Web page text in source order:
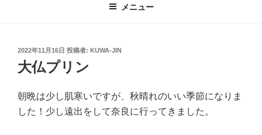
メニュー
投
日:
2022年11月16日 投稿者: KUWA-JIN
大仏プリン
朝晩は少し肌寒いですが、秋晴れのいい季節になりま
した！少し遠出をして奈良に行ってきました。